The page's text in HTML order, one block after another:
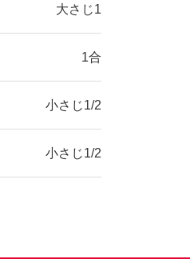
大さじ1
1合
小さじ1/2
小さじ1/2